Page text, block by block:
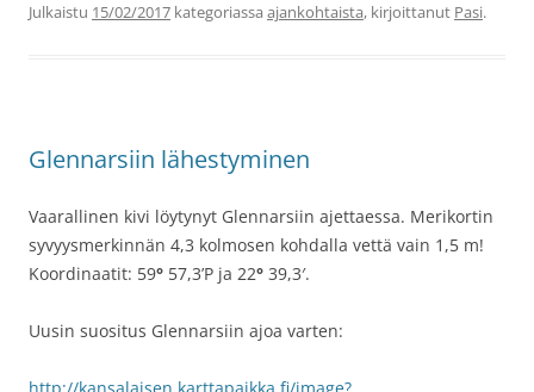
Julkaistu 15/02/2017 kategoriassa ajankohtaista, kirjoittanut Pasi.
Glennarsiin lähestyminen
Vaarallinen kivi löytynyt Glennarsiin ajettaessa. Merikortin
syvyysmerkinnän 4,3 kolmosen kohdalla vettä vain 1,5 m!
Koordinaatit: 59° 57,3’P ja 22° 39,3′.
Uusin suositus Glennarsiin ajoa varten: